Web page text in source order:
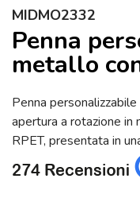
Home » Penne
Penna
(MIDMO2332)
MIDMO2332
Penna
metallo
Penna
apertura a rotazione
RPET, presentata in